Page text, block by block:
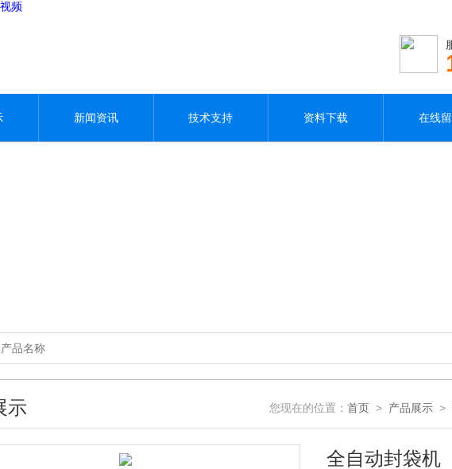
频
新闻资讯 技术支持 资料下载 在线
示 您现在的位置： 首页 > 产品展示 >
全自动封袋机